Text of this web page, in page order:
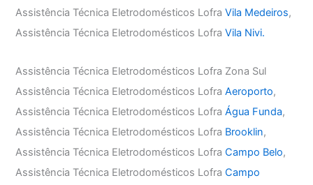
Assistência Técnica Eletrodomésticos LofraVila Medeiros,
Assistência Técnica Eletrodomésticos LofraVila Nivi.
Assistência Técnica Eletrodomésticos Lofra Zona Sul
Assistência Técnica Eletrodomésticos LofraAeroporto,
Assistência Técnica Eletrodomésticos LofraÁgua Funda,
Assistência Técnica Eletrodomésticos Lofra Brooklin,
Assistência Técnica Eletrodomésticos LofraCampo Belo,
Assistência Técnica Eletrodomésticos LofraCampo